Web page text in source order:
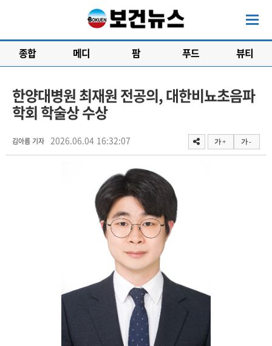
종합 메디 팜 푸드 뷰티
한양대병원 최재원 전공의, 대한비뇨초음파
학회 학술상 수상
김아름 기자 2026.06.04 16:32:07 가 + 가 -